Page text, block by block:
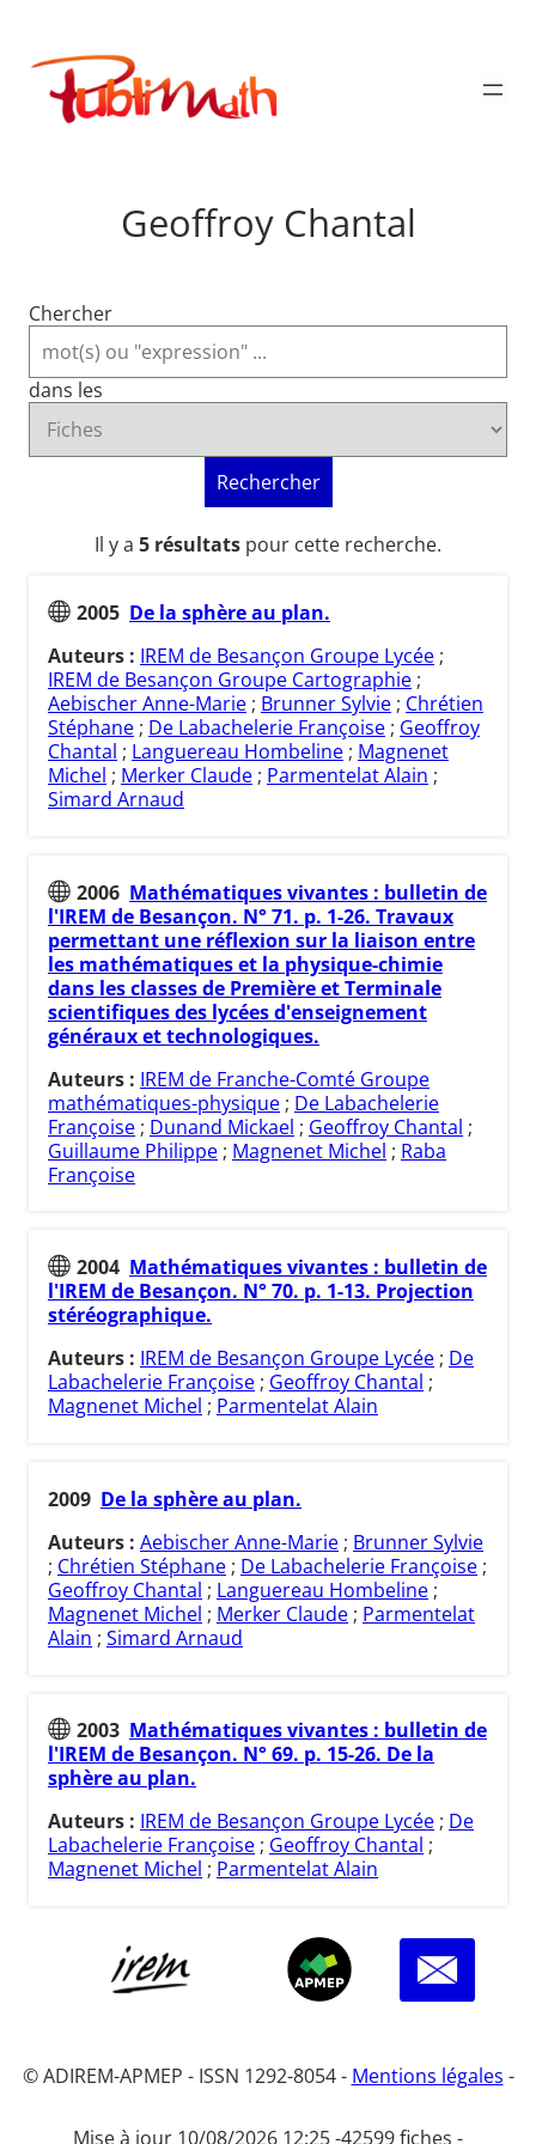
contenu
Publimath
Geoffroy Chantal
Chercher
dans les
Rechercher
Il y a 5 résultats pour cette recherche.
2005 De la sphère au plan.
Auteurs : IREM de Besançon Groupe Lycée ;
IREM de Besançon Groupe Cartographie ;
Aebischer Anne-Marie ; Brunner Sylvie ; Chrétien
Stéphane ; De Labachelerie Françoise ; Geoffroy
Chantal ; Languereau Hombeline ; Magnenet
Michel ; Merker Claude ; Parmentelat Alain ;
Simard Arnaud
2006 Mathématiques vivantes : bulletin de
l'IREM de Besançon. N° 71. p. 1-26. Travaux
permettant une réflexion sur la liaison entre
les mathématiques et la physique-chimie
dans les classes de Première et Terminale
scientifiques des lycées d'enseignement
généraux et technologiques.
Auteurs : IREM de Franche-Comté Groupe
mathématiques-physique ; De Labachelerie
Françoise ; Dunand Mickael ; Geoffroy Chantal ;
Guillaume Philippe ; Magnenet Michel ; Raba
Françoise
2004 Mathématiques vivantes : bulletin de
l'IREM de Besançon. N° 70. p. 1-13. Projection
stéréographique.
Auteurs : IREM de Besançon Groupe Lycée ; De
Labachelerie Françoise ; Geoffroy Chantal ;
Magnenet Michel ; Parmentelat Alain
2009 De la sphère au plan.
Auteurs : Aebischer Anne-Marie ; Brunner Sylvie
; Chrétien Stéphane ; De Labachelerie Françoise ;
Geoffroy Chantal ; Languereau Hombeline ;
Magnenet Michel ; Merker Claude ; Parmentelat
Alain ; Simard Arnaud
2003 Mathématiques vivantes : bulletin de
l'IREM de Besançon. N° 69. p. 15-26. De la
sphère au plan.
Auteurs : IREM de Besançon Groupe Lycée; De
Labachelerie Françoise; Geoffroy Chantal ;
Magnenet Michel ; Parmentelat Alain
© ADIREM-APMEP - ISSN 1292-8054 - Mentions légales -
Mise à jour 10/08/2026 12:25 -42599 fiches -